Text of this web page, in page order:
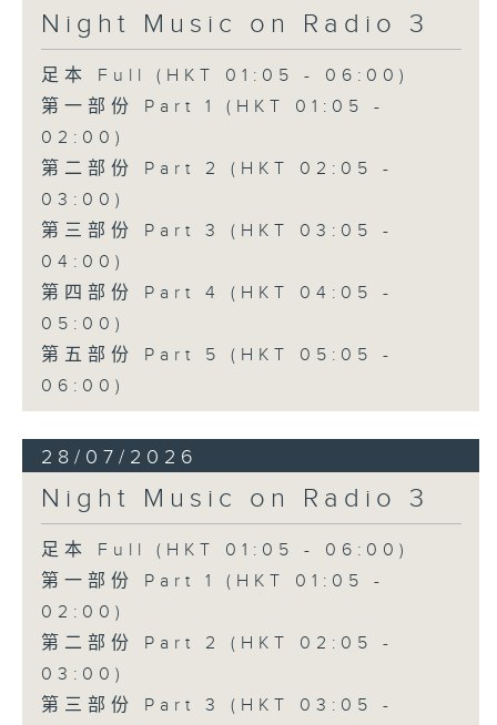
Night Music on Radio 3
足本 Full (HKT 01:05 - 06:00)
第一部份 Part 1 (HKT 01:05 -
02:00)
第二部份 Part 2 (HKT 02:05 -
03:00)
第三部份 Part 3 (HKT 03:05 -
04:00)
第四部份 Part 4 (HKT 04:05 -
05:00)
第五部份 Part 5 (HKT 05:05 -
06:00)
28/07/2026
Night Music on Radio 3
足本 Full (HKT 01:05 - 06:00)
第一部份 Part 1 (HKT 01:05 -
02:00)
第二部份 Part 2 (HKT 02:05 -
03:00)
第三部份 Part 3 (HKT 03:05 -